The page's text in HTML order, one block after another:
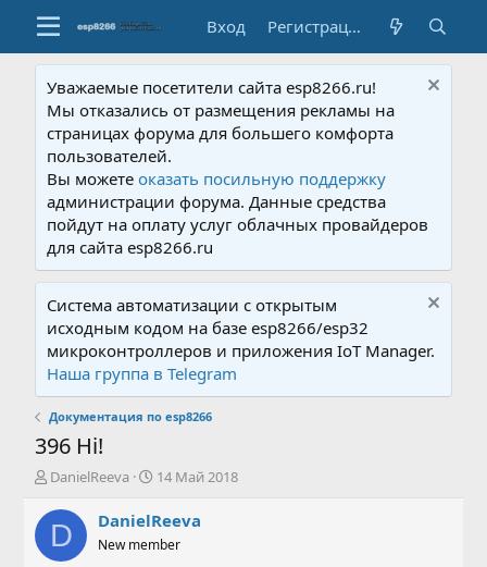
Вход Регистрация
Уважаемые посетители сайта esp8266.ru!
Мы отказались от размещения рекламы на
страницах форума для большего комфорта
пользователей.
Вы можетеоказать посильную поддержку
администрации форума. Данные средства
пойдут на оплату услуг облачных провайдеров
для сайта esp8266.ru
Система автоматизации с открытым
исходным кодом на базе esp8266/esp32
микроконтроллеров и приложения IoT Manager.
Наша группа в Telegram
Документация по esp8266
396 Hi!
А
т
о
р
DanielReeva
Д
т
а
н
14 Май 2018
D DanielReeva
New member